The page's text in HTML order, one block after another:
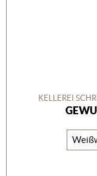
KELLEREI